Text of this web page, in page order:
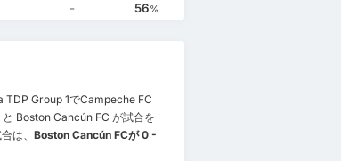
- 56%
TDP Group 1でCampeche FC
Boston Cancún FC が試合を
は、 Boston Cancún FCが 0 -